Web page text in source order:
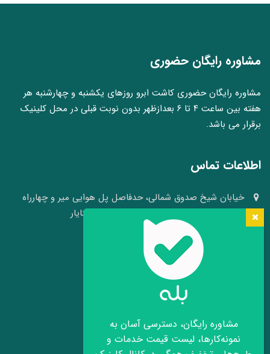
مشاوره رایگان حضوری
مشاوره رایگان حضوری کاشت ابرو روزهای یکشنبه و چهارشنبه هر
هفته بین ساعت ۴ تا ۶ بعدازظهر بدون نوبت قبلی در محل کلینیک
برقرار می باشد.
اطلاعات تماس
خیابان شیخ صدوق شمالی، حدفاصل پل هوایی میر و چهارراه
وکلا، نبش کوچه ۴۱، کلینیک پوست و مو سینایار
info[at]hairheadface.com
موقعیت کلینیک روی نقشه
مشاوره رایگان، دسترسی آسان به
نمونه‌کارها، لیست قیمت خدمات و